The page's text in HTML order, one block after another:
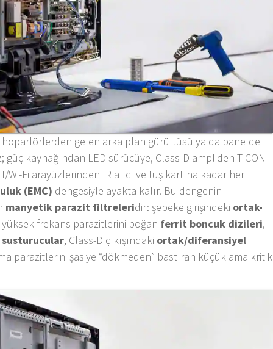
hoparlörlerden gelen arka plan gürültüsü ya da panelde
kaynağından LED sürücüye, Class-D ampliden T-CON
Wi-Fi arayüzlerinden IR alıcı ve tuş kartına kadar her
(EMC) dengesiyle ayakta kalır. Bu dengenin
manyetik parazit filtreleridir: şebeke girişindeki ortak-
frekans parazitlerini boğan ferrit boncuk dizileri,
, Class-D çıkışındaki ortak/diferansiyel
parazitlerini şasiye “dökmeden” bastıran küçük ama kritik